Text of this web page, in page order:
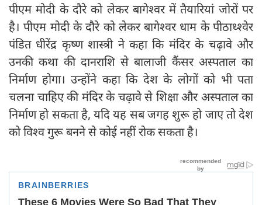
पीएम मोदी के दौरे को लेकर बागेश्वर में तैयारियां जोरों पर
है। पीएम मोदी के दौरे को लेकर बागेश्वर धाम के पीठाध्श्वेर
पंडित धीरेंद्र कृष्ण शास्त्री ने कहा कि मंदिर के चढ़ावे और
उनकी कथा की दानराशि से बालाजी कैंसर अस्पताल का
निर्माण होगा। उन्होंने कहा कि देश के लोगों को भी पता
चलना चाहिए की मंदिर के चढ़ावे से शिक्षा और अस्पताल का
निर्माण हो सकता है, यदि यह सब जगह शुरू हो जाए तो देश
को विश्व गुरू बनने से कोई नहीं रोक सकता है।